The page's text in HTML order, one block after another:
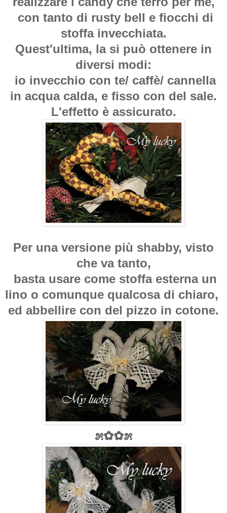
con tanto di rusty bell e fiocchi di
stoffa invecchiata.
Quest'ultima, la si può ottenere in
diversi modi:
io invecchio con te/ caffè/ cannella
in acqua calda, e fisso con del sale.
L'effetto è assicurato.
Per una versione più shabby, visto
che va tanto,
basta usare come stoffa esterna un
lino o comunque qualcosa di chiaro,
ed abbellire con del pizzo in cotone.
೫✿✿೫